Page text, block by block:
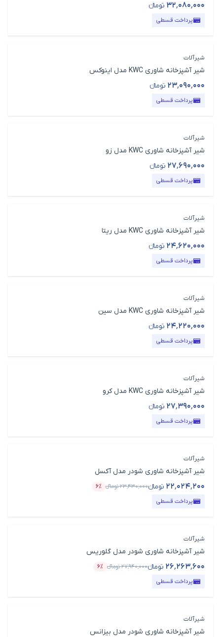
۳۲٬۰۸۰٬۰۰۰ تومانءقیمت محصول
پرداخت قسطی
شیرآلات
شیر آشپزخانه شاوری KWC مدل اینوکس
۲۳٬۰۹۰٬۰۰۰ تومانءقیمت محصول
پرداخت قسطی
شیرآلات
شیر آشپزخانه شاوری KWC مدل زو
۲۷٬۶۹۰٬۰۰۰ تومانءقیمت محصول
پرداخت قسطی
شیرآلات
شیر آشپزخانه شاوری KWC مدل ریتا
۲۴٬۶۲۰٬۰۰۰ تومانءقیمت محصول
پرداخت قسطی
شیرآلات
شیر آشپزخانه شاوری KWC مدل سین
۲۴٬۲۲۰٬۰۰۰ تومانءقیمت محصول
پرداخت قسطی
شیرآلات
شیر آشپزخانه شاوری KWC مدل کرو
۲۷٬۳۹۰٬۰۰۰ تومانءقیمت محصول
پرداخت قسطی
شیرآلات
شیر آشپزخانه شاوری شودر مدل آکسل
۲۲٬۰۲۴٬۲۰۰ تومانء۲۳٬۴۳۰٬۰۰۰تومانء
قیمت محصول
۶٪
درصد تخفیف
پرداخت قسطی
شیرآلات
شیر آشپزخانه شاوری شودر مدل گلوریس
۲۶٬۲۶۳٬۶۰۰ تومانء۲۷٬۹۴۰٬۰۰۰تومانء
قیمت محصول
۶٪
درصد تخفیف
پرداخت قسطی
شیرآلات
شیر آشپزخانه شاوری شودر مدل بیزانس